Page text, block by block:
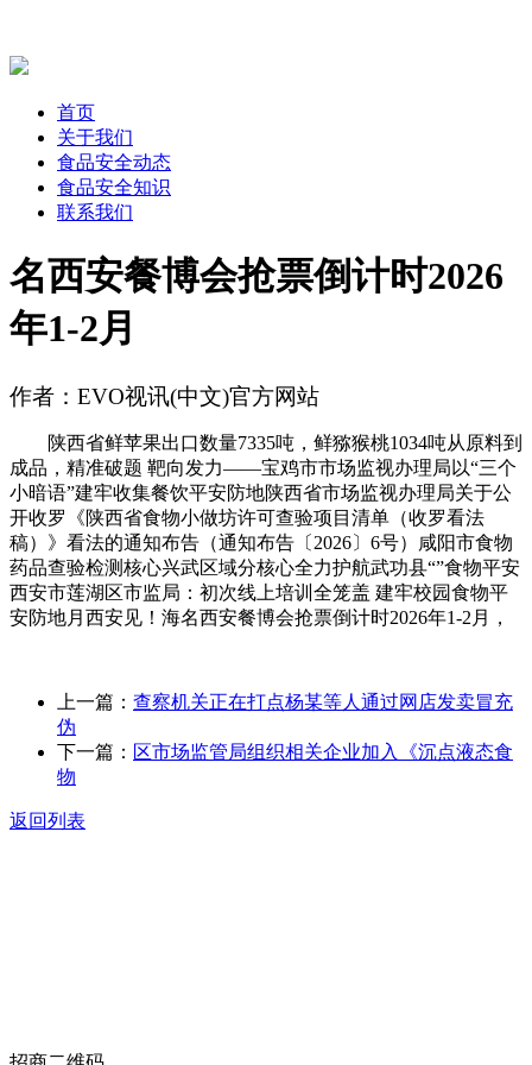
首页
关于我们
食品安全动态
食品安全知识
联系我们
名西安餐博会抢票倒计时2026
年1-2月
作者：EVO视讯(中文)官方网站
陕西省鲜苹果出口数量7335吨，鲜猕猴桃1034吨从原料到
成品，精准破题 靶向发力——宝鸡市市场监视办理局以“三个
小暗语”建牢收集餐饮平安防地陕西省市场监视办理局关于公
开收罗《陕西省食物小做坊许可查验项目清单（收罗看法
稿）》看法的通知布告（通知布告〔2026〕6号）咸阳市食物
药品查验检测核心兴武区域分核心全力护航武功县“”食物平安
西安市莲湖区市监局：初次线上培训全笼盖 建牢校园食物平
安防地月西安见！海名西安餐博会抢票倒计时2026年1-2月，
上一篇： 查察机关正在打点杨某等人通过网店发卖冒充
伪
下一篇： 区市场监管局组织相关企业加入《沉点液态食
物
返回列表